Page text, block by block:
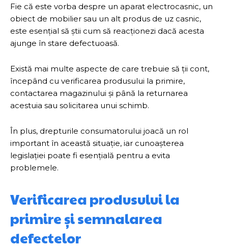
Fie că este vorba despre un aparat electrocasnic, un
obiect de mobilier sau un alt produs de uz casnic,
este esențial să știi cum să reacționezi dacă acesta
ajunge în stare defectuoasă.
Există mai multe aspecte de care trebuie să ții cont,
începând cu verificarea produsului la primire,
contactarea magazinului și până la returnarea
acestuia sau solicitarea unui schimb.
În plus, drepturile consumatorului joacă un rol
important în această situație, iar cunoașterea
legislației poate fi esențială pentru a evita
problemele.
Verificarea produsului la
primire și semnalarea
defectelor